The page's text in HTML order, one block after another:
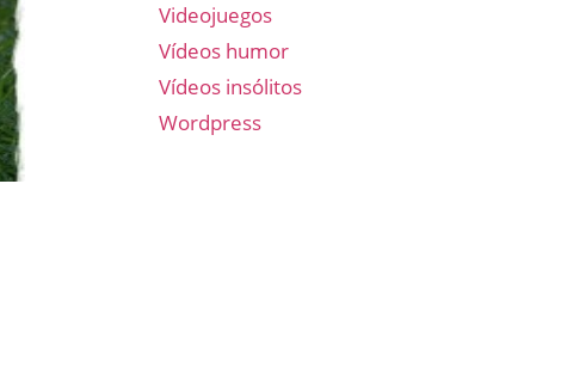
Videojuegos
Vídeos humor
Vídeos insólitos
Wordpress